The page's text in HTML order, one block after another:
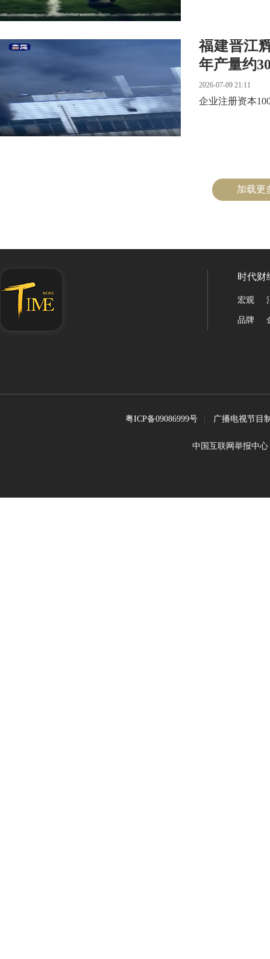
福建晋江
年产量约
2026-07-09 21:11
企业注册资本
加载更
时代财
宏观
品牌
粤ICP备09086999号 广播电视节目
中国互联网举报中心